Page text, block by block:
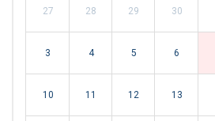
27 28 29 30
3 4 5 6
10 11 12 13